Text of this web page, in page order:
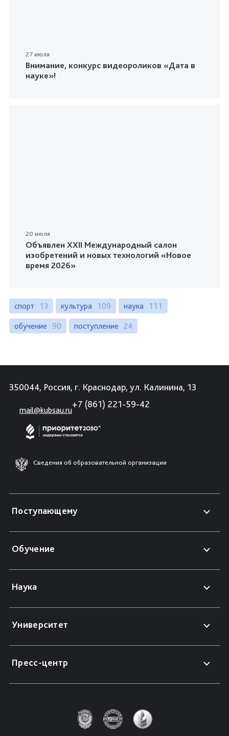
27 июля
Внимание, конкурс видеороликов «Дата в
науке»!
20 июля
Объявлен XXII Международный салон
изобретений и новых технологий «Новое
время 2026»
спорт 13 культура 109 наука 111
обучение 90 поступление 24
350044, Россия, г. Краснодар, ул. Калинина, 13
mail@kubsau.ru
+7 (861) 221-59-42
Сведения об образовательной организации
Поступающему
Обучение
Наука
Университет
Пресс-центр